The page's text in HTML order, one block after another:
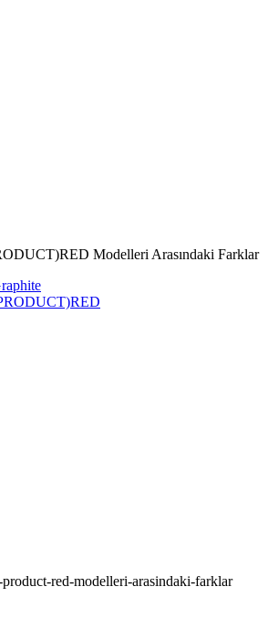
Modelleri Arasındaki Farklar
red-modelleri-arasindaki-farklar